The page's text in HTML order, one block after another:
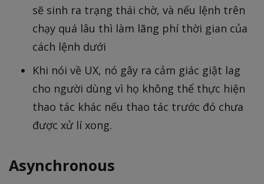
sẽ sinh ra trạng thái chờ, và nếu lệnh trên
chạy quá lâu thì làm lãng phí thời gian của
cách lệnh dưới
Khi nói về UX, nó gây ra cảm giác giật lag
cho người dùng vì họ không thể thực hiện
thao tác khác nếu thao tác trước đó chưa
được xử lí xong.
Asynchronous